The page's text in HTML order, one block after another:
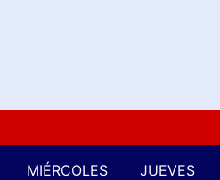
MIÉRCOLES JUEVES